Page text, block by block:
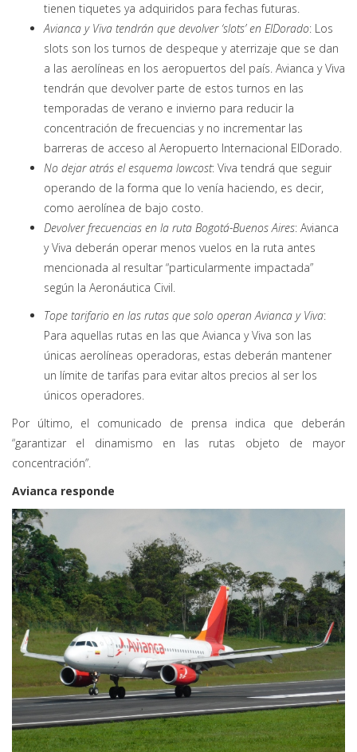
tienen tiquetes ya adquiridos para fechas futuras.
Avianca y Viva tendrán que devolver ‘slots’ en ElDorado: Los
slots son los turnos de despeque y aterrizaje que se dan
a las aerolíneas en los aeropuertos del país. Avianca y Viva
tendrán que devolver parte de estos turnos en las
temporadas de verano e invierno para reducir la
concentración de frecuencias y no incrementar las
barreras de acceso al Aeropuerto Internacional ElDorado.
No dejar atrás el esquema lowcost: Viva tendrá que seguir
operando de la forma que lo venía haciendo, es decir,
como aerolínea de bajo costo.
Devolver frecuencias en la ruta Bogotá-Buenos Aires: Avianca
y Viva deberán operar menos vuelos en la ruta antes
mencionada al resultar “particularmente impactada”
según la Aeronáutica Civil.
Tope tarifario en las rutas que solo operan Avianca y Viva:
Para aquellas rutas en las que Avianca y Viva son las
únicas aerolíneas operadoras, estas deberán mantener
un límite de tarifas para evitar altos precios al ser los
únicos operadores.
Por último, el comunicado de prensa indica que deberán
“garantizar el dinamismo en las rutas objeto de mayor
concentración”.
Avianca responde